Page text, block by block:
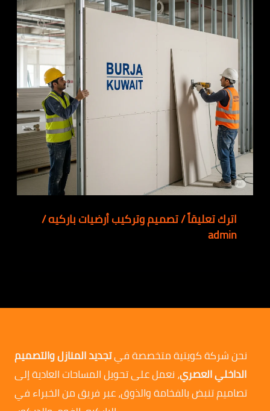
اترك تعليقاً/تصميم وتركيب أرضيات باركيه/
admin
نحن شركة كويتية متخصصة فيتجديد المنازل والتصميم
الداخلي العصري، نعمل على تحويل المساحات العادية إلى
تصاميم تنبض بالفخامة والذوق، عبر فريق من الخبراء في